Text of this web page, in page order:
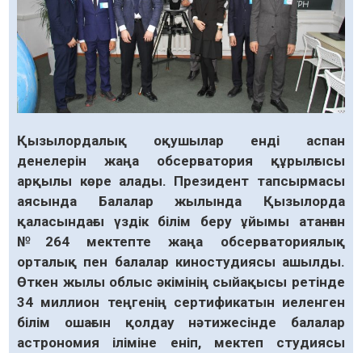
Қызылордалық оқушылар енді аспан
денелерін жаңа обсерватория құрылғысы
арқылы көре алады. Президент тапсырмасы
аясында Балалар жылында Қызылорда
қаласындағы үздік білім беру ұйымы атанған
№264 мектепте жаңа обсерваториялық
орталық пен балалар киностудиясы ашылды.
Өткен жылы облыс әкімінің сыйақысы ретінде
34 миллион теңгенің сертификатын иеленген
білім ошағын қолдау нәтижесінде балалар
астрономия іліміне еніп, мектеп студиясы